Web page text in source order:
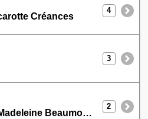
Créances
4
3
Fête de la Madeleine Beaumont Hague
2